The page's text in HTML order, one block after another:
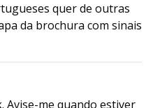
quer de outras
da brochura com sinais
Avise-me quando estiver